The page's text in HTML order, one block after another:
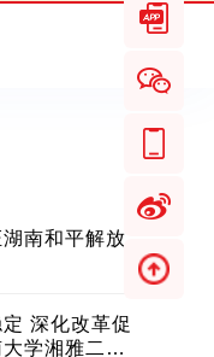
南和平解放
促
学湘雅二医